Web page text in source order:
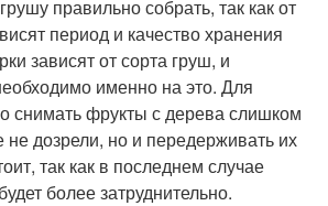
правильно собрать, так как от
период и качество хранения
зависят от сорта груш, и
именно на это. Для
снимать фрукты с дерева слишком
дозрели, но и передерживать их
так как в последнем случае
более затруднительно.